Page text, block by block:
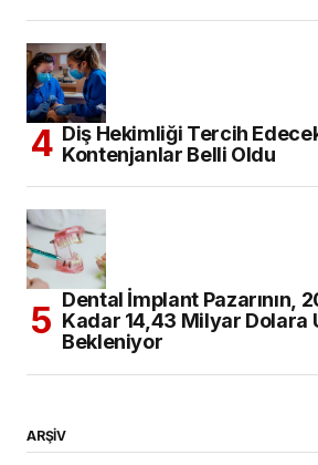
Diş Hekimliği Tercih
Kontenjanlar Belli Oldu
Dental İmplant Pazarının,
Kadar 14,43 Milyar Dolara
Bekleniyor
ARŞİV